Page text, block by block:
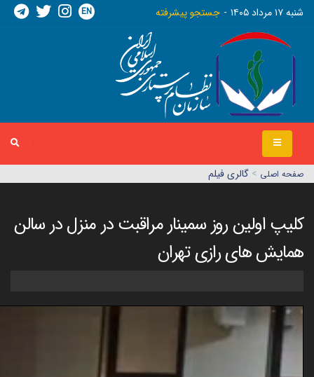
شنبه ١٧ مرداد ١٤٠٥ جستجو پیشرفته EN
صفحه اصلي > گالری فیلم
کلیپ اولین روز سمینار مراقبت در منزل در سالن
همایش های رازی تهران